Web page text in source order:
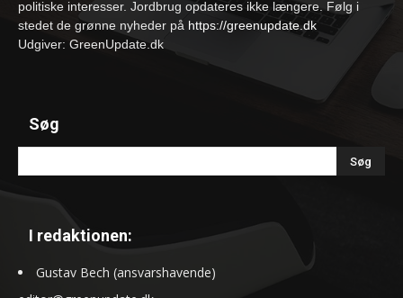
politiske interesser. Jordbrug opdateres ikke længere. Følg i
stedet de grønne nyheder på https://greenupdate.dk
Udgiver: GreenUpdate.dk
Søg
I redaktionen:
Gustav Bech (ansvarshavende)